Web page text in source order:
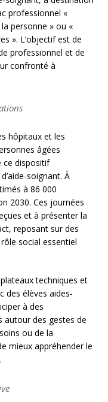
professionnel «
personne » ou «
». L’objectif est de
professionnel et de
confronté à
hôpitaux et les
âgées
ce dispositif
soignant. À
à 86 000
2030. Ces journées
et à présenter la
reposant sur des
social essentiel
techniques et
des élèves aides-
à des
autour des gestes de
ou de la
mieux appréhender le